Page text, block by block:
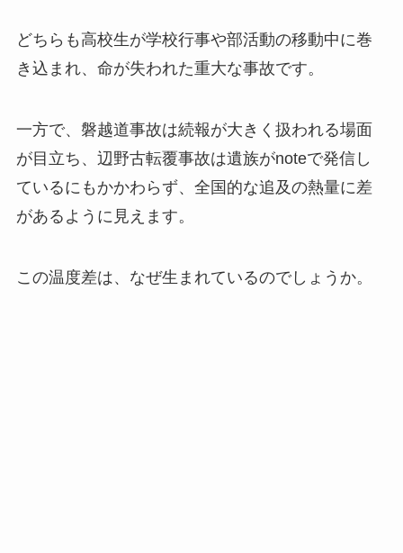
どちらも高校生が学校行事や部活動の移動中に巻
き込まれ、命が失われた重大な事故です。
一方で、磐越道事故は続報が大きく扱われる場面
が目立ち、辺野古転覆事故は遺族がnoteで発信し
ているにもかかわらず、全国的な追及の熱量に差
があるように見えます。
この温度差は、なぜ生まれているのでしょうか。